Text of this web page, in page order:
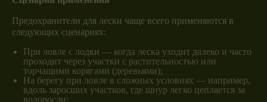
Предохранители для лески чаще всего применяются в
следующих сценариях:
При ловле с лодки — когда леска уходит далеко и часто
проходит через участки с растительностью или
торчащими корягами (деревьями);
На берегу при ловле в сложных условиях — например,
вдоль заросших участков, где шнур легко цепляется за
водоросли;